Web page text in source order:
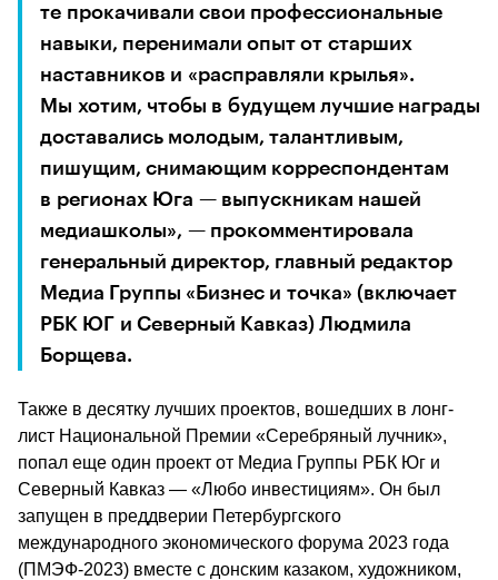
те прокачивали свои профессиональные
навыки, перенимали опыт от старших
наставников и «расправляли крылья».
Мы хотим, чтобы в будущем лучшие награды
доставались молодым, талантливым,
пишущим, снимающим корреспондентам
в регионах Юга — выпускникам нашей
медиашколы», — прокомментировала
генеральный директор, главный редактор
Медиа Группы «Бизнес и точка» (включает
РБК ЮГ и Северный Кавказ) Людмила
Борщева.
Также в десятку лучших проектов, вошедших в лонг-
лист Национальной Премии «Серебряный лучник»,
попал еще один проект от Медиа Группы РБК Юг и
Северный Кавказ — «Любо инвестициям». Он был
запущен в преддверии Петербургского
международного экономического форума 2023 года
(ПМЭФ-2023) вместе с донским казаком, художником,